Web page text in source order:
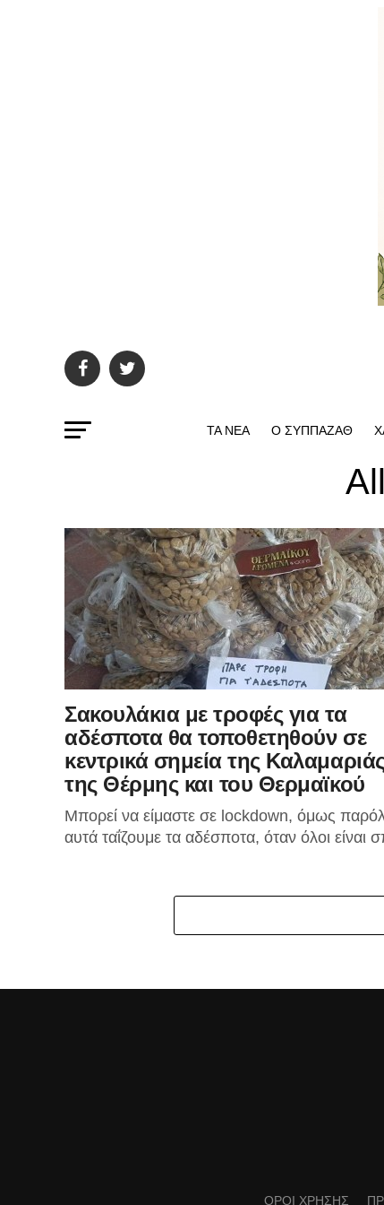
ΤΑ ΝΕΑ Ο ΣΥΠΠΑΖΑΘ
Σακουλάκια με τροφές για τα
αδέσποτα θα τοποθετηθούν σε
κεντρικά σημεία της
της Θέρμης και του Θερμαϊκού
Μπορεί να είμαστε σε lockdown, όμως
αυτά ταΐζουμε τα αδέσποτα, όταν όλοι είναι
ΟΡΟΙ ΧΡΗΣΗΣ